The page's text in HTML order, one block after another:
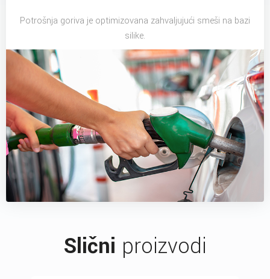
Potrošnja goriva je optimizovana zahvaljujući smeši na bazi
silike.
Slični proizvodi